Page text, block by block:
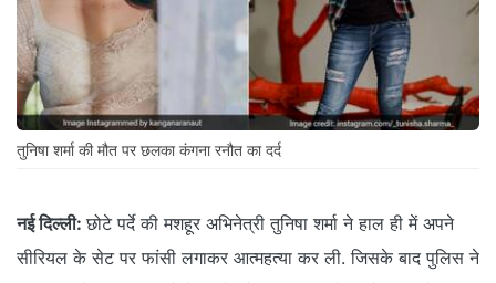
तुनिषा शर्मा की मौत पर छलका कंगना रनौत का दर्द
नई दिल्ली: छोटे पर्दे की मशहूर अभिनेत्री तुनिषा शर्मा ने हाल ही में अपने
सीरियल के सेट पर फांसी लगाकर आत्महत्या कर ली. जिसके बाद पुलिस ने